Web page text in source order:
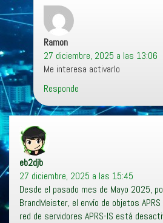
Ramon
27 diciembre, 2025 a las 13:06
Me interesa activarlo
Responde
eb2djb
27 diciembre, 2025 a las 15:45
Desde el pasado mes de Mayo 2025,
BrandMeister, el envío de objetos
red de servidores APRS-IS está